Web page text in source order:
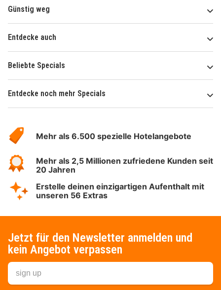
Günstig weg
Entdecke auch
Beliebte Specials
Entdecke noch mehr Specials
Hotelspecials
Mehr als 6.500 spezielle Hotelangebote
Mehr als 2,5 Millionen zufriedene Kunden seit
20 Jahren
Erstelle deinen einzigartigen Aufenthalt mit
unseren 56 Extras
Jetzt für den Newsletter anmelden und
kein Angebot verpassen